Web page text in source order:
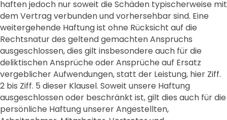
haften jedoch nur soweit die Schäden typischerweise mit
dem Vertrag verbunden und vorhersehbar sind. Eine
weitergehende Haftung ist ohne Rücksicht auf die
Rechtsnatur des geltend gemachten Anspruchs
ausgeschlossen, dies gilt insbesondere auch für die
deliktischen Ansprüche oder Ansprüche auf Ersatz
vergeblicher Aufwendungen, statt der Leistung, hier Ziff.
2 bis Ziff. 5 dieser Klausel. Soweit unsere Haftung
ausgeschlossen oder beschränkt ist, gilt dies auch für die
persönliche Haftung unserer Angestellten,